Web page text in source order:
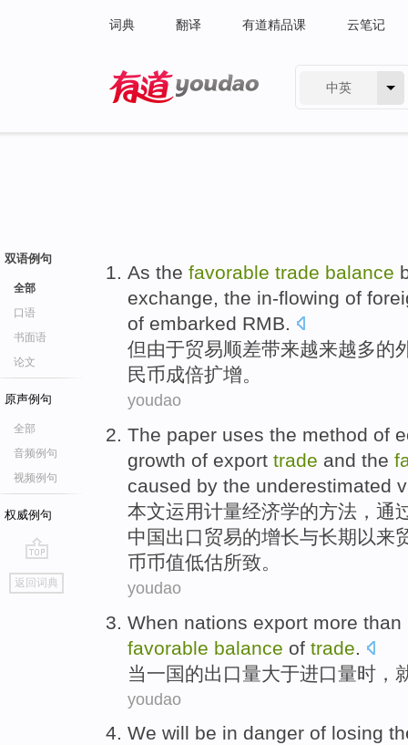
词典 翻译 有道精品课 云笔记
中英
双语例句
全部
口语
书面语
论文
原声例句
全部
音频例句
视频例句
权威例句
go
top
返回词典
As the favorable trade balance
exchange, the in-flowing of
of embarked RMB.
但由于贸易顺差带来越来越多的
民币成倍扩增。
youdao
The paper uses the method of
growth of export trade and the
caused by the underestimated
本文运用计量经济学的方法 ， 通
中国出口贸易的增长与长期以来
币币值低估所致。
youdao
When nations export more than
favorable balance of trade
当一国的出口量大于进口量时，
youdao
We will be in danger of losing